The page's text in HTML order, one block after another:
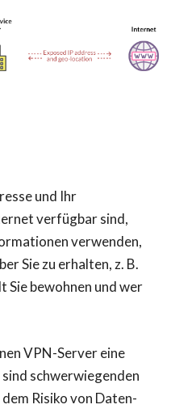
und Ihr
verfügbar sind,
verwenden,
Sie zu erhalten, z. B.
Sie bewohnen und wer
VPN-Server eine
schwerwiegenden
Risiko von Daten-